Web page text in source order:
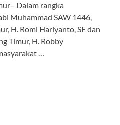
e
a
ds
Dalam rangka
Muhammad SAW 1446,
H. Romi Hariyanto, SE dan
Timur, H. Robby
…